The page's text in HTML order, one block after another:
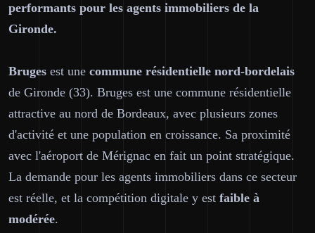
performants pour les agents immobiliers de la
Gironde.
Bruges est une commune résidentielle nord-bordelais
de Gironde (33). Bruges est une commune résidentielle
attractive au nord de Bordeaux, avec plusieurs zones
d'activité et une population en croissance. Sa proximité
avec l'aéroport de Mérignac en fait un point stratégique.
La demande pour les agents immobiliers dans ce secteur
est réelle, et la compétition digitale y est faible à
modérée.